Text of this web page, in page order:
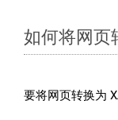
如何将网页
要将网页转换为